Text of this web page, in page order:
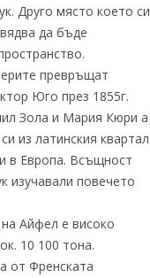
Друго място което си
да бъде
превръщат
Юго през 1855г.
Зола и Мария Кюри а
из латинския квартал
в Европа. Всъщност
изучавали повечето
Айфел е високо
10 100 тона.
от Френската